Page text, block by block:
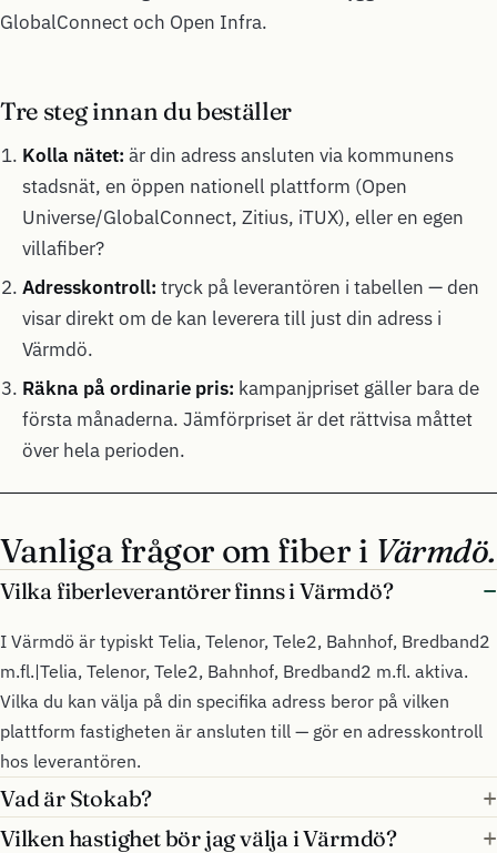
GlobalConnect och Open Infra.
Tre steg innan du beställer
Kolla nätet: är din adress ansluten via kommunens
stadsnät, en öppen nationell plattform (Open
Universe/GlobalConnect, Zitius, iTUX), eller en egen
villafiber?
Adresskontroll: tryck på leverantören i tabellen — den
visar direkt om de kan leverera till just din adress i
Värmdö.
Räkna på ordinarie pris: kampanjpriset gäller bara de
första månaderna. Jämförpriset är det rättvisa måttet
över hela perioden.
Vanliga frågor om fiber i Värmdö.
Vilka fiberleverantörer finns i Värmdö?
I Värmdö är typiskt Telia, Telenor, Tele2, Bahnhof, Bredband2
m.fl.|Telia, Telenor, Tele2, Bahnhof, Bredband2 m.fl. aktiva.
Vilka du kan välja på din specifika adress beror på vilken
plattform fastigheten är ansluten till — gör en adresskontroll
hos leverantören.
Vad är Stokab?
Vilken hastighet bör jag välja i Värmdö?